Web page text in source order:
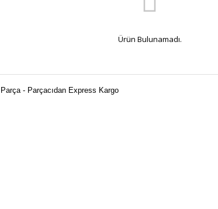
Ürün Bulunamadı.